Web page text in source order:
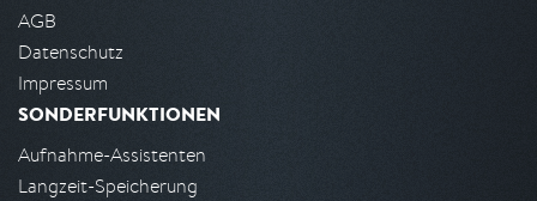
AGB
Datenschutz
Impressum
SONDERFUNKTIONEN
Aufnahme-Assistenten
Langzeit-Speicherung